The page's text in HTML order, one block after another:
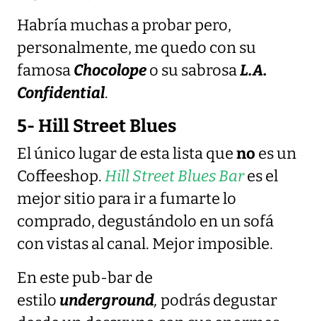
Habría muchas a probar pero,
personalmente, me quedo con su
famosaChocolopeo su sabrosaL.A.
Confidential.
5- Hill Street Blues
El único lugar de esta lista queno es un
Coffeeshop.Hill Street Blues Bares el
mejor sitio para ir a fumarte lo
comprado, degustándolo en un sofá
con vistas al canal. Mejor imposible.
En este pub-bar de
estilo underground, podrás degustar